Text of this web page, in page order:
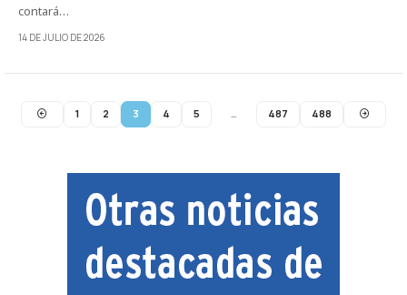
contará…
14 DE JULIO DE 2026
1 2 3 4 5 … 487 488